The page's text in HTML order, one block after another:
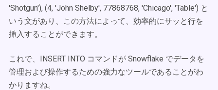
'Shotgun'), (4, 'John Shelby', 77868768, 'Chicago', 'Table') と
いう文があり、この方法によって、効率的にサッと行を
挿入することができます。
これで、INSERT INTO コマンドが Snowflake でデータを
管理および操作するための強力なツールであることがわ
かりますね。